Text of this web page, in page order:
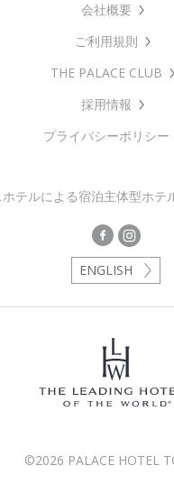
会社概要
ご利用規則
THE PALACE CLUB
採用情報
プライバシーポリシー
テルによる宿泊主体型ホテ
ENGLISH
©2026 PALACE HOTEL